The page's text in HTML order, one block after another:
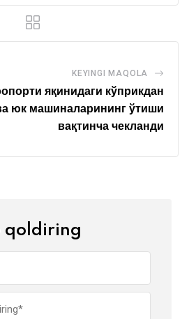
KEYINGI MAQOLA
яқинидаги кўприкдан
юк машиналарининг ўтиши
вақтинча чекланди
qoldiring